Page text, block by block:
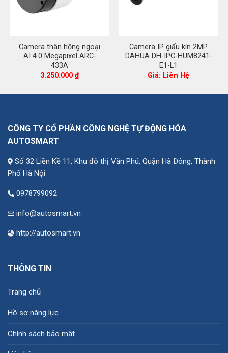
Camera thân hồng ngoại
AI 4.0 Megapixel ARC-
433A
3.250.000 ₫
Camera IP giấu kín 2MP
DAHUA DH-IPC-HUM8241-
E1-L1
Giá: Liên Hệ
CÔNG TY CỔ PHẦN CÔNG NGHỆ TỰ ĐỘNG HÓA
AUTOSMART
Số 32 Liền Kề 11, Khu đô thị Văn Phú, Quận Hà Đông, Thành
Phố Hà Nội
0978799092
info@autosmart.vn
http://autosmart.vn
THÔNG TIN
Trang chủ
Hồ sơ năng lực
Chính sách bảo mật